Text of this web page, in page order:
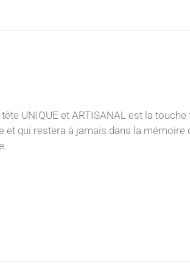
UNIQUE et ARTISANAL est la touche
qui restera à jamais dans la mémoire